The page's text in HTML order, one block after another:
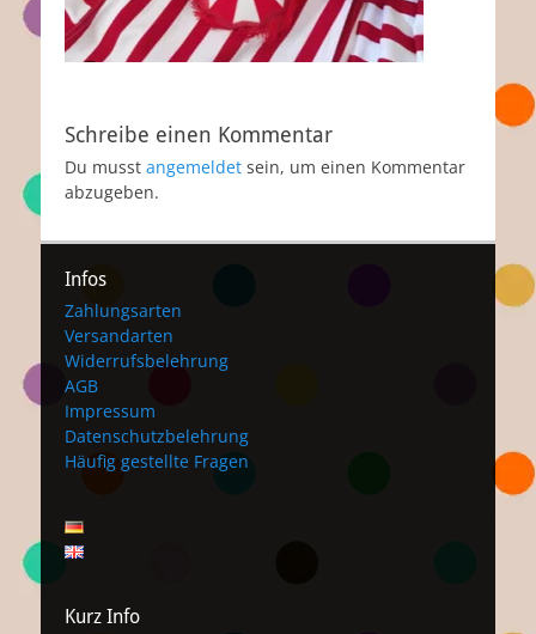
Schreibe einen Kommentar
Du musst angemeldet sein, um einen Kommentar
abzugeben.
Infos
Zahlungsarten
Versandarten
Widerrufsbelehrung
AGB
Impressum
Datenschutzbelehrung
Häufig gestellte Fragen
Kurz Info